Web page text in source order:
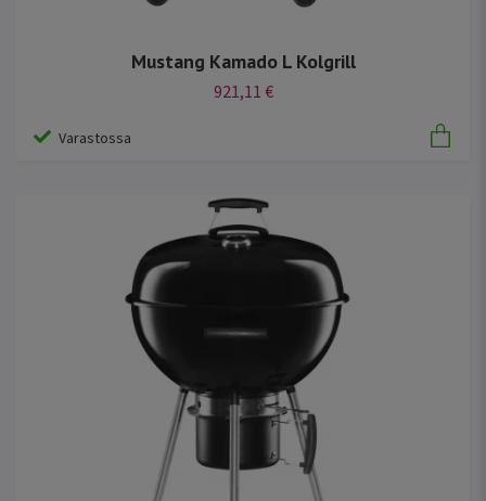
Mustang Kamado L Kolgrill
921,11 €
Varastossa